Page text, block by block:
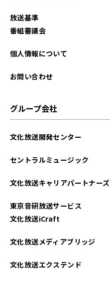
2025年09月
2025年06月
2025年01月
2024年12月
放送基準
番組審議会
個人情報について
お問い合わせ
グループ会社
文化放送開発センター
セントラルミュージック
文化放送キャリアパートナーズ
東京音研放送サービス
文化放送iCraft
文化放送メディアブリッジ
文化放送エクステンド